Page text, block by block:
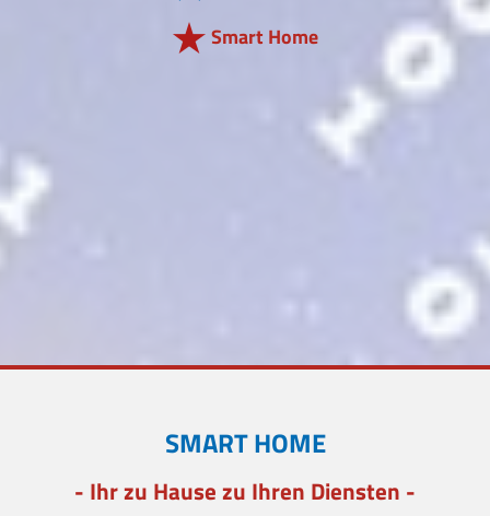
Smart Home
SMART HOME
- Ihr zu Hause zu Ihren Diensten -